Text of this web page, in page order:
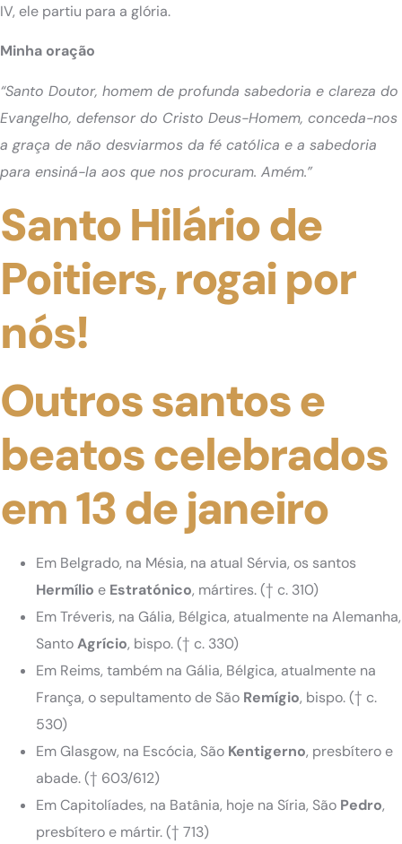
IV, ele partiu para a glória.
Minha oração
“Santo Doutor, homem de profunda sabedoria e clareza do
Evangelho, defensor do Cristo Deus-Homem, conceda-nos
a graça de não desviarmos da fé católica e a sabedoria
para ensiná-la aos que nos procuram. Amém.”
Santo Hilário de
Poitiers, rogai por
nós!
Outros santos e
beatos celebrados
em 13 de janeiro
Em Belgrado, na Mésia, na atual Sérvia, os santos
Hermílio e Estratónico, mártires.(† c. 310)
Em Tréveris, na Gália, Bélgica, atualmente na Alemanha,
SantoAgrício, bispo.(† c. 330)
Em Reims, também na Gália, Bélgica, atualmente na
França, o sepultamento de São Remígio, bispo.(† c.
530)
Em Glasgow, na Escócia, São Kentigerno, presbítero e
abade.(† 603/612)
Em Capitolíades, na Batânia, hoje na Síria, São Pedro,
presbítero e mártir.(† 713)